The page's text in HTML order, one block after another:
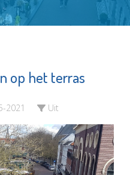
op het terras
2021 Uit